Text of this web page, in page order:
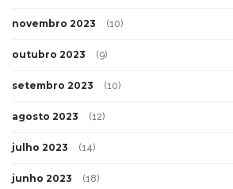
novembro 2023 (10)
outubro 2023 (9)
setembro 2023 (10)
agosto 2023 (12)
julho 2023 (14)
junho 2023 (18)